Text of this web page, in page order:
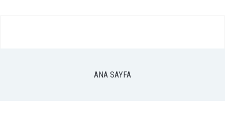
ANA SAYFA